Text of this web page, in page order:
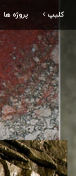
کلیپ پروژه ها